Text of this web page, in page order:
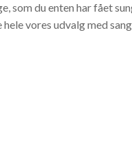
som du enten har fået
vores udvalg med